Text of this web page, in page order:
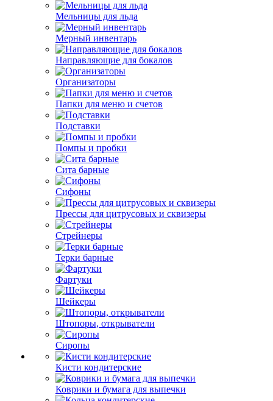
Мельницы для льда
Мерный инвентарь
Направляющие для бокалов
Организаторы
Папки для меню и счетов
Подставки
Помпы и пробки
Сита барные
Сифоны
Прессы для цитрусовых и сквизеры
Стрейнеры
Терки барные
Фартуки
Шейкеры
Штопоры, открыватели
Сиропы
Кисти кондитерские
Коврики и бумага для выпечки